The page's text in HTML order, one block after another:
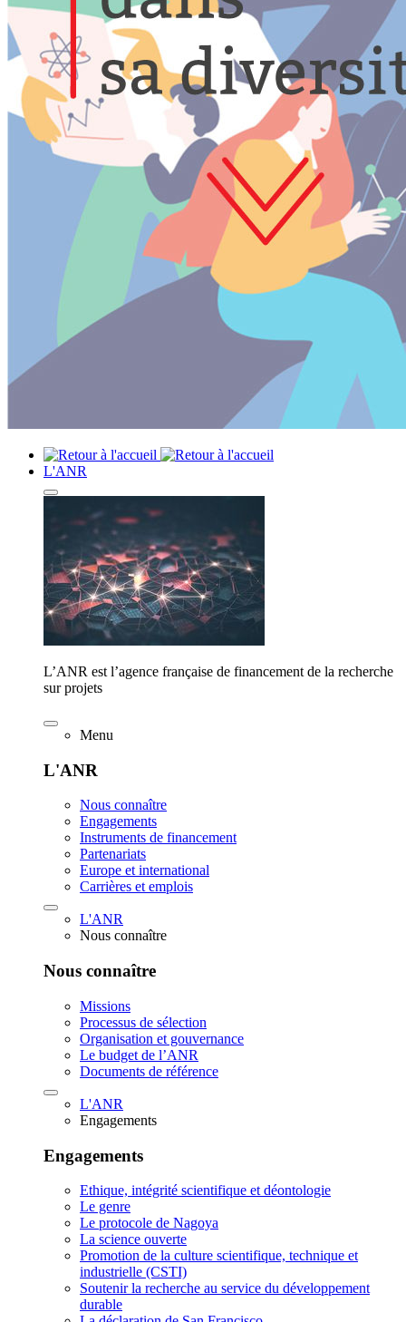
L'ANR
L’ANR est l’agence française de financement de la recherche
sur projets
Menu
L'ANR
Nous connaître
Engagements
Instruments de financement
Partenariats
Europe et international
Carrières et emplois
L'ANR
Nous connaître
Nous connaître
Missions
Processus de sélection
Organisation et gouvernance
Le budget de l’ANR
Documents de référence
L'ANR
Engagements
Engagements
Ethique, intégrité scientifique et déontologie
Le genre
Le protocole de Nagoya
La science ouverte
Promotion de la culture scientifique, technique et
industrielle (CSTI)
Soutenir la recherche au service du développement
durable